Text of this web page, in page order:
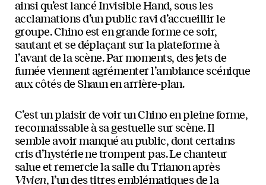
ainsi qu’est lancé Invisible Hand, sous les
acclamations d’un public ravi d’accueillir le
groupe. Chino est en grande forme ce soir,
sautant et se déplaçant sur la plateforme à
l’avant de la scène. Par moments, des jets de
fumée viennent agrémenter l’ambiance scénique
aux côtés de Shaun en arrière-plan.
C’est un plaisir de voir un Chino en pleine forme,
reconnaissable à sa gestuelle sur scène. Il
semble avoir manqué au public, dont certains
cris d’hystérie ne trompent pas. Le chanteur
salue et remercie la salle du Trianon après
Vivien, l’un des titres emblématiques de la